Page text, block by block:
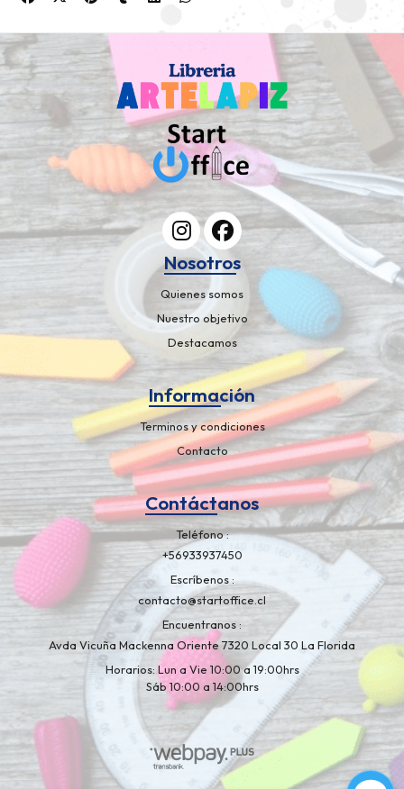
Nosotros
Quienes somos
Nuestro objetivo
Destacamos
Información
Terminos y condiciones
Contacto
Contáctanos
Teléfono
+56933937450
Escríbenos
contacto@startoffice.cl
Encuentranos
Avda Vicuña Mackenna Oriente 7320 Local 30 La Florida
Horarios: Lun a Vie 10:00 a 19:00hrs
Sáb 10:00 a 14:00hrs